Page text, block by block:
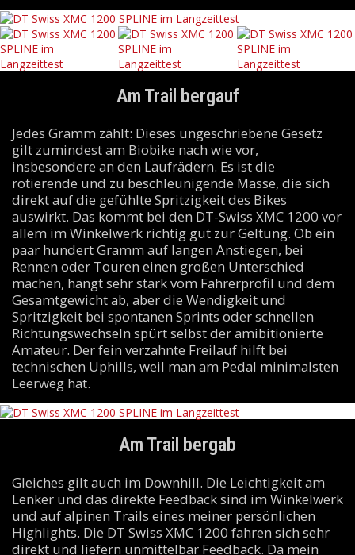
Am Trail bergauf
Jedes Gramm zählt: Dieses ungeschriebene Gesetz
gilt zumindest am Biobike nach wie vor,
insbesondere an den Laufrädern. Es ist die
rotierende und zu beschleunigende Masse, die sich
direkt auf die gefühlte Spritzigkeit des Bikes
auswirkt. Das kommt bei den DT-Swiss XMC 1200 vor
allem im Winkelwerk richtig gut zur Geltung. Ob ein
paar hundert Gramm auf langen Anstiegen, bei
Rennen oder Touren einen großen Unterschied
machen, hängt sehr stark vom Fahrerprofil und dem
Gesamtgewicht ab, aber die Wendigkeit und
Spritzigkeit bei spontanen Sprints oder schnellen
Richtungswechseln spürt selbst der amibitionierte
Amateur. Der fein verzahnte Freilauf hilft bei
technischen Uphills, weil man am Pedal minimalsten
Leerweg hat.
Am Trail bergab
Gleiches gilt auch im Downhill. Die Leichtigkeit am
Lenker und das direkte Feedback sind im Winkelwerk
und auf alpinen Trails eines meiner persönlichen
Highlights. Die DT Swiss XMC 1200 fahren sich sehr
direkt und liefern unmittelbar Feedback. Da mein